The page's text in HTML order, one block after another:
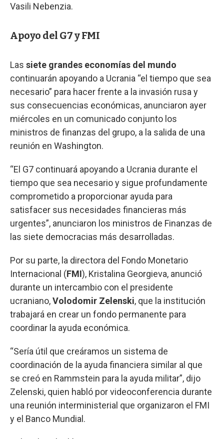
Vasili Nebenzia.
Apoyo del G7 y FMI
Las siete grandes economías del mundo
continuarán apoyando a Ucrania “el tiempo que sea
necesario” para hacer frente a la invasión rusa y
sus consecuencias económicas, anunciaron ayer
miércoles en un comunicado conjunto los
ministros de finanzas del grupo, a la salida de una
reunión en Washington.
“El G7 continuará apoyando a Ucrania durante el
tiempo que sea necesario y sigue profundamente
comprometido a proporcionar ayuda para
satisfacer sus necesidades financieras más
urgentes”, anunciaron los ministros de Finanzas de
las siete democracias más desarrolladas.
Por su parte, la directora del Fondo Monetario
Internacional (FMI), Kristalina Georgieva, anunció
durante un intercambio con el presidente
ucraniano,Volodomir Zelenski, que la institución
trabajará en crear un fondo permanente para
coordinar la ayuda económica.
“Sería útil que creáramos un sistema de
coordinación de la ayuda financiera similar al que
se creó en Rammstein para la ayuda militar”, dijo
Zelenski, quien habló por videoconferencia durante
una reunión interministerial que organizaron el FMI
y el Banco Mundial.